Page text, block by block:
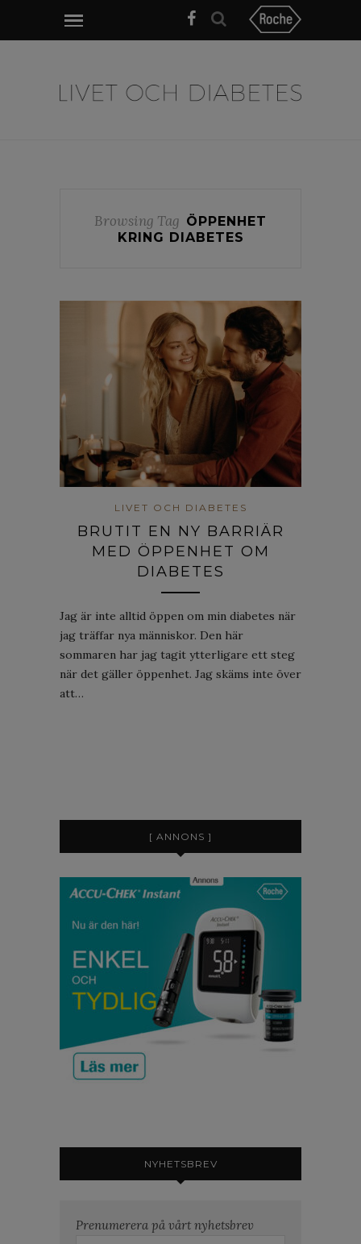
Browsing Tag ÖPPENHET
KRING DIABETES
LIVET OCH DIABETES
BRUTIT EN NY BARRIÄR
MED ÖPPENHET OM
DIABETES
Jag är inte alltid öppen om min diabetes när
jag träffar nya människor. Den här
sommaren har jag tagit ytterligare ett steg
när det gäller öppenhet. Jag skäms inte över
att…
[ ANNONS ]
NYHETSBREV
Prenumerera på vårt nyhetsbrev